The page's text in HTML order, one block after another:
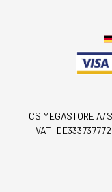
CS MEGASTORE
VAT: